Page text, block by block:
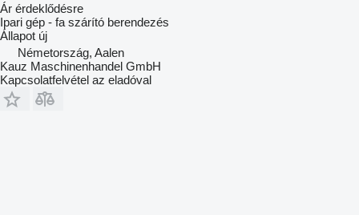
Ár érdeklődésre
Ipari gép - fa szárító berendezés
Állapot új
Németország, Aalen
Kauz Maschinenhandel GmbH
Kapcsolatfelvétel az eladóval